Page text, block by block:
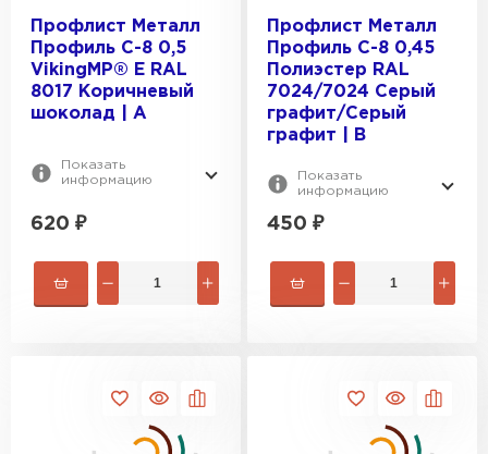
Профлист Металл
Профиль С-8 0,5
VikingMP® E RAL
8017 Коричневый
шоколад | A
Показать
информацию
620 ₽
Профлист Металл
Профиль С-8 0,45
Полиэстер RAL
7024/7024 Серый
графит/Серый
графит | B
Показать
информацию
450 ₽